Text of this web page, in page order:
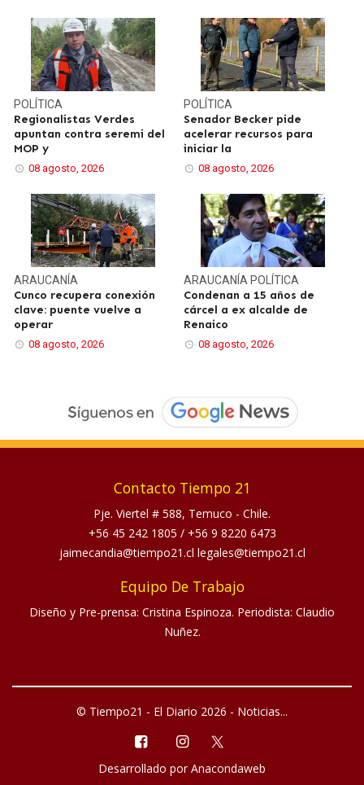
POLÍTICA
Regionalistas Verdes
apuntan contra seremi del
MOP y
08 agosto, 2026
POLÍTICA
Senador Becker pide
acelerar recursos para
iniciar la
08 agosto, 2026
ARAUCANÍA
Cunco recupera conexión
clave: puente vuelve a
operar
08 agosto, 2026
ARAUCANÍA POLÍTICA
Condenan a 15 años de
cárcel a ex alcalde de
Renaico
08 agosto, 2026
Contacto Tiempo 21
Pje. Viertel # 588, Temuco - Chile.
+56 45 242 1805 / +56 9 8220 6473
jaimecandia@tiempo21.cl legales@tiempo21.cl
Equipo De Trabajo
Diseño y Pre-prensa: Cristina Espinoza. Periodista: Claudio
Nuñez.
© Tiempo21 - El Diario 2026 - Noticias...
Desarrollado por Anacondaweb